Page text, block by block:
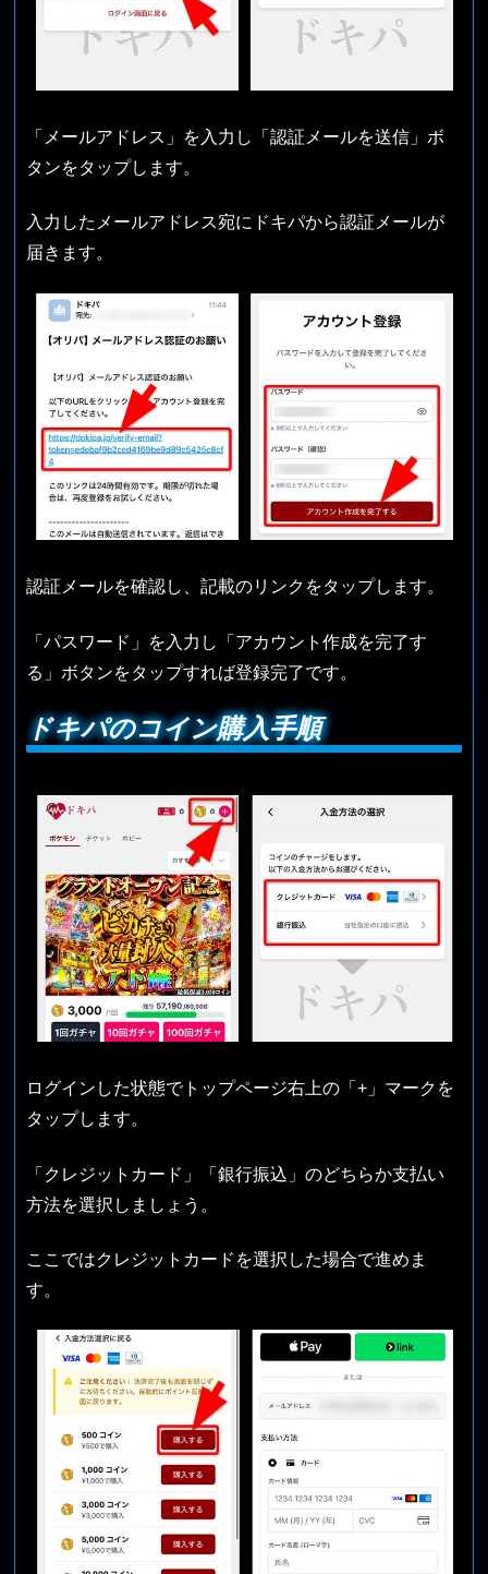
「メールアドレス」を入力し「認証メールを送信」ボ
タンをタップします。
入力したメールアドレス宛にドキパから認証メールが
届きます。
認証メールを確認し、記載のリンクをタップします。
「パスワード」を入力し「アカウント作成を完了す
る」ボタンをタップすれば登録完了です。
ドキパのコイン購入手順
ログインした状態でトップページ右上の「+」マークを
タップします。
「クレジットカード」「銀行振込」のどちらか支払い
方法を選択しましょう。
ここではクレジットカードを選択した場合で進めま
す。